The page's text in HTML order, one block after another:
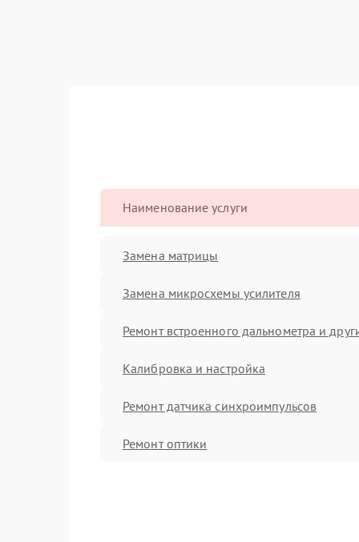
Наименование услуги
Замена матрицы
Замена микросхемы усилителя
Ремонт встроенного дальнометра и
Калибровка и настройка
Ремонт датчика синхроимпульсов
Ремонт оптики